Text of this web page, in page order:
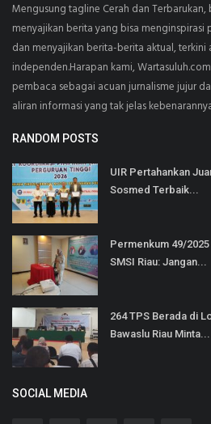
Mengusung tagline Cerah dan Terbarukan,
menyajikan berita yang bisa
dan menyajikan berita-berita aktual, terkini
independen.Harapan kami,
pembaca sebagai acuan jurnalisme jujur
aliran informasi yang tak jelas
RANDOM POSTS
UIR Pertahankan
Sosmed Terbaik...
Permenkum 49/
SMSI Riau: Jangan...
264 TPS Berada di
Bawaslu Riau Minta...
SOCIAL MEDIA